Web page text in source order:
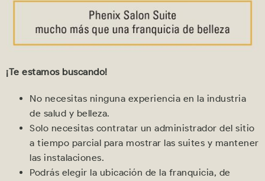
¡Te estamos buscando!
No necesitas ninguna experiencia en la industria
de salud y belleza.
Solo necesitas contratar un administrador del sitio
a tiempo parcial para mostrar las suites y mantener
las instalaciones.
Podrás elegir la ubicación de la franquicia, de